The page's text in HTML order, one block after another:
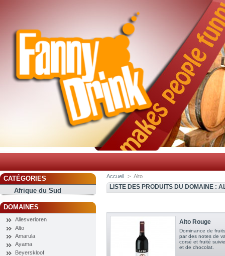
CATÉGORIES
Afrique du Sud
DOMAINES
Allesverloren
Alto
Amarula
Ayama
Beyerskloof
Accueil > Alto
LISTE DES PRODUITS DU DOMAINE :
Alto Rouge
Dominance de
par des notes de
corsé et fruité
et de chocolat.